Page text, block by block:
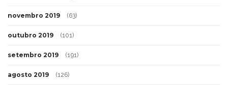
novembro 2019 (63)
outubro 2019 (101)
setembro 2019 (191)
agosto 2019 (126)